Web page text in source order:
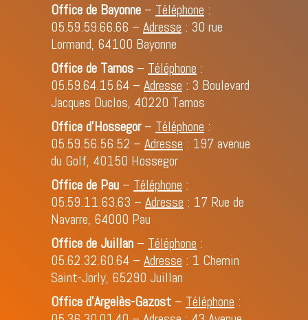
Office de Bayonne – Téléphone :
05.59.59.66.66 – Adresse : 30 rue
Lormand, 64100 Bayonne
Office de Tarnos – Téléphone :
05.59.64.15.64 – Adresse : 3 Boulevard
Jacques Duclos, 40220 Tarnos
Office d’Hossegor– Téléphone :
05.59.56.56.52 – Adresse : 197 avenue
du Golf, 40150 Hossegor
Office de Pau – Téléphone :
05.59.11.63.63 – Adresse : 17 Rue de
Navarre, 64000 Pau
Office de Juillan – Téléphone :
05.62.32.60.64 – Adresse : 1 Chemin
Saint-Jorly, 65290 Juillan
Office d'Argelès-Gazost – Téléphone :